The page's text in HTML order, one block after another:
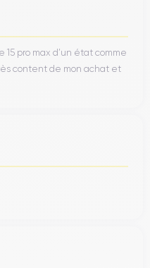
15 pro max d’un état comme
content de mon achat et